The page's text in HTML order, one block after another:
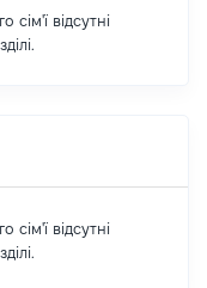
сім'ї відсутні
сім'ї відсутні